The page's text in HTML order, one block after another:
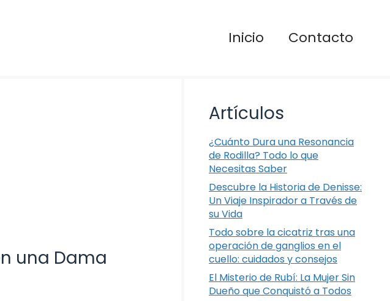
Inicio Contacto
una Dama
Artículos
¿Cuánto Dura una Resonancia
de Rodilla? Todo lo que
Necesitas Saber
Descubre la Historia de Denisse:
Un Viaje Inspirador a Través de
su Vida
Todo sobre la cicatriz tras una
operación de ganglios en el
cuello: cuidados y consejos
El Misterio de Rubí: La Mujer Sin
Dueño que Conquistó a Todos